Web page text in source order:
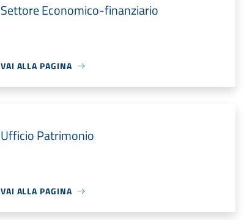
Settore Economico-finanziario
VAI ALLA PAGINA
Ufficio Patrimonio
VAI ALLA PAGINA